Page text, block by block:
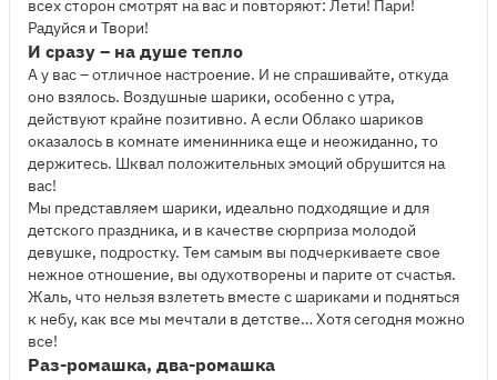
всех сторон смотрят на вас и повторяют: Лети! Пари!
Радуйся и Твори!
И сразу – на душе тепло
А у вас – отличное настроение. И не спрашивайте, откуда
оно взялось. Воздушные шарики, особенно с утра,
действуют крайне позитивно. А если Облако шариков
оказалось в комнате именинника еще и неожиданно, то
держитесь. Шквал положительных эмоций обрушится на
вас!
Мы представляем шарики, идеально подходящие и для
детского праздника, и в качестве сюрприза молодой
девушке, подростку. Тем самым вы подчеркиваете свое
нежное отношение, вы одухотворены и парите от счастья.
Жаль, что нельзя взлететь вместе с шариками и подняться
к небу, как все мы мечтали в детстве… Хотя сегодня можно
все!
Раз-ромашка, два-ромашка